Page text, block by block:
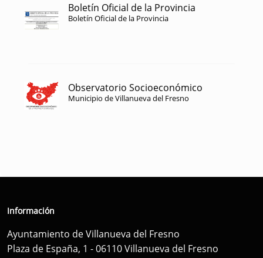
Boletín Oficial de la Provincia
Boletín Oficial de la Provincia
Observatorio Socioeconómico
Municipio de Villanueva del Fresno
Información
Ayuntamiento de Villanueva del Fresno
Plaza de España, 1 - 06110 Villanueva del Fresno